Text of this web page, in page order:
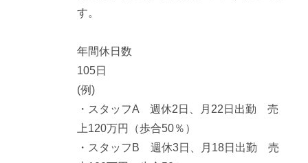
す。
年間休日数
105日
(例)
・スタッフA 週休2日、月22日出勤 売
上120万円（歩合50％）
・スタッフB 週休3日、月18日出勤 売